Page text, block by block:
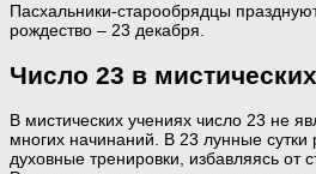
Пасхальники-старообрядцы
рождество – 23 декабря.
Число 23 в
В мистических учениях число 23 не
многих начинаний. В 23 лунные сутки
духовные тренировки, избавляясь от